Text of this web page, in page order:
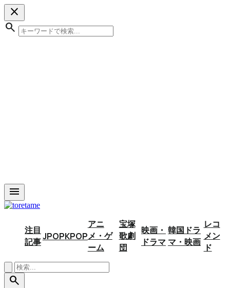
close
search
menu
注目
記事JPOPKPOP
アニ
メ・ゲ
ーム
宝塚
歌劇
団
映画・
ドラマ
韓国ドラ
マ・映画
レコ
メン
ド
search